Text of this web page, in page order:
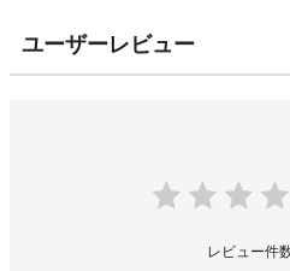
ユーザーレビュー
レビュー件